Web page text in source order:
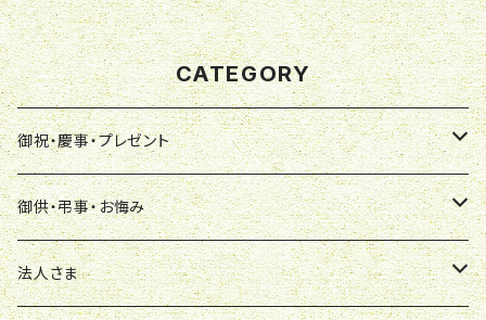
CATEGORY
御祝・慶事・プレゼント
アレンジメント
ワンサイド
花束
御供・弔事・お悔み
アレンジメント
法人さま